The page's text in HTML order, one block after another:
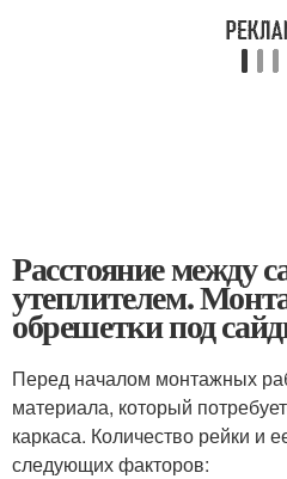
Расстояние между
утеплителем.
обрешетки под
Перед началом монтажных
материала, который
каркаса. Количество рейки и
следующих факторов: